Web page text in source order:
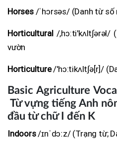
Horses/ˈhɔrsəs/ (Danh từ số
Horticultural/,hɔ:ti'kʌlt∫ərəl/
vườn
Horticulture/'hɔ:tikʌlt∫ə[r]/
Basic Agriculture
Từ vựng tiếng Anh
đầu từ chữ I đến K
Indoors/ɪnˈdɔːz/ (Trạng từ;